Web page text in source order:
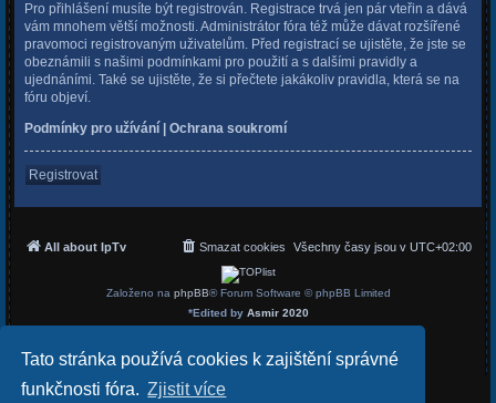
Tato stránka používá cookies k zajištění správné
funkčnosti fóra. Zjistit více
Pro přihlášení musíte být registrován. Registrace trvá jen pár vteřin a dává
vám mnohem větší možnosti. Administrátor fóra též může dávat rozšířené
pravomoci registrovaným uživatelům. Před registrací se ujistěte, že jste se
obeznámili s našimi podmínkami pro použití a s dalšími pravidly a
ujednáními. Také se ujistěte, že si přečtete jakákoliv pravidla, která se na
fóru objeví.
Podmínky pro užívání
Ochrana soukromí
Registrovat
All about IpTv Všechny časy jsou v UTC+02:00
Smazat cookies
Založeno na phpBB® Forum Software © phpBB Limited
*Edited by Asmir 2020
Soukromí| Podmínky